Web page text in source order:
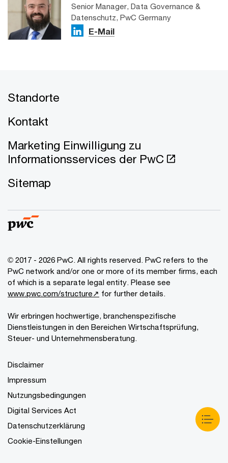
Senior Manager, Data Governance &
Datenschutz, PwC Germany
E-Mail
Standorte
Kontakt
Marketing Einwilligung zu
Informationsservices der PwC
Sitemap
© 2017 - 2026 PwC. All rights reserved. PwC refers to the
PwC network and/or one or more of its member firms, each
of which is a separate legal entity. Please see
www.pwc.com/structure↗ for further details.
Wir erbringen hochwertige, branchenspezifische
Dienstleistungen in den Bereichen Wirtschaftsprüfung,
Steuer- und Unternehmensberatung.
Disclaimer
Impressum
Nutzungsbedingungen
Digital Services Act
Datenschutzerklärung
Cookie-Einstellungen